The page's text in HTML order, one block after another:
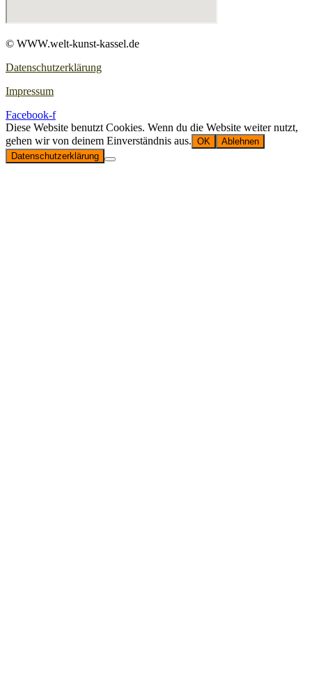
© WWW.welt-kunst-kassel.de
Datenschutzerklärung
Impressum
Facebook-f
Diese Website benutzt Cookies. Wenn du die Website weiter nutzt,
gehen wir von deinem Einverständnis aus. OK
Ablehnen
Datenschutzerklärung